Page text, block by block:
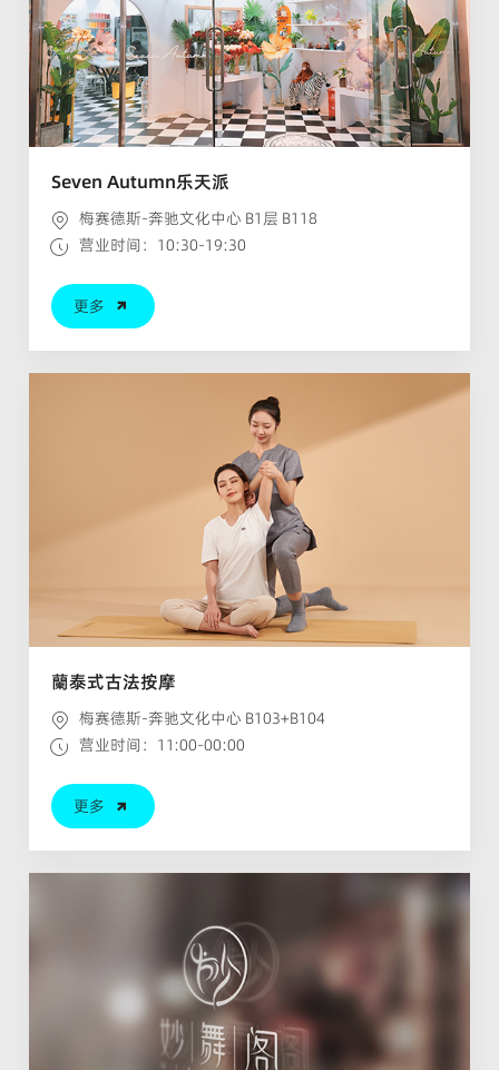
Seven Autumn乐天派
梅赛德斯-奔驰文化中心 B1层 B118
营业时间：10:30-19:30
更多
蘭泰式古法按摩
梅赛德斯-奔驰文化中心 B103+B104
营业时间：11:00-00:00
更多